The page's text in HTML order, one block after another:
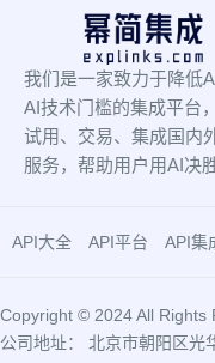
我们是一家致力于降低
AI技术门槛的集成平台
试用、交易、集成国内
服务，帮助用户用AI决
API大全 API平台 API集
Copyright © 2024 All Rights
公司地址： 北京市朝阳区光